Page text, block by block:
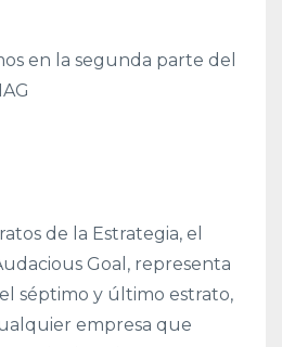
en la segunda parte del
de la Estrategia, el
Goal, representa
séptimo y último estrato,
empresa que